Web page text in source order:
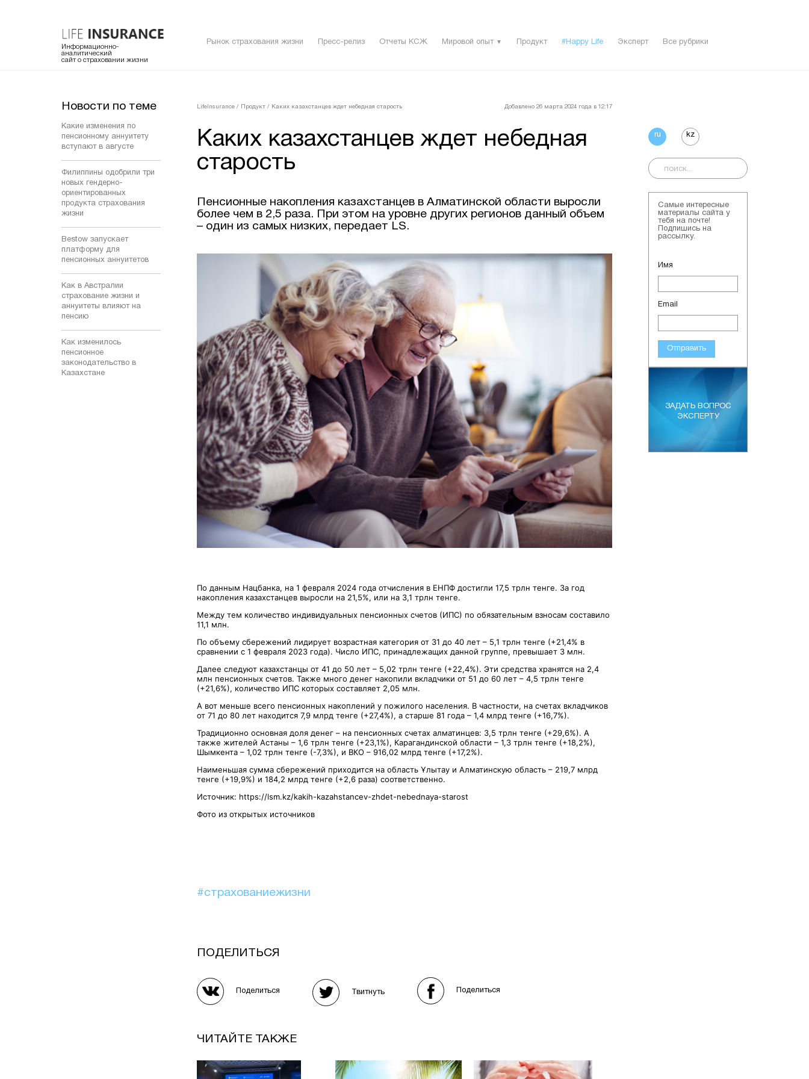
Информационно-
аналитический
сайт о страховании жизни
Рынок страхования жизни Пресс-релиз Отчеты КСЖ Мировой опыт ▼ Продукт #Happy Life Эксперт Все рубрики
Новости по теме
Какие изменения по
пенсионному аннуитету
вступают в августе
Филиппины одобрили три
новых гендерно-
ориентированных
продукта страхования
жизни
Bestow запускает
платформу для
пенсионных аннуитетов
Как в Австралии
страхование жизни и
аннуитеты влияют на
пенсию
Как изменилось
пенсионное
законодательство в
Казахстане
LifeInsurance / Продукт / Каких казахстанцев ждет небедная старость Добавлено 26 мартa 2024 года в 12:17
Каких казахстанцев ждет небедная
старость
Пенсионные накопления казахстанцев в Алматинской области выросли
более чем в 2,5 раза. При этом на уровне других регионов данный объем
– один из самых низких, передает LS.
По данным Нацбанка, на 1 февраля 2024 года отчисления в ЕНПФ достигли 17,5 трлн тенге. За год
накопления казахстанцев выросли на 21,5%, или на 3,1 трлн тенге.
Между тем количество индивидуальных пенсионных счетов (ИПС) по обязательным взносам составило
11,1 млн.
По объему сбережений лидирует возрастная категория от 31 до 40 лет – 5,1 трлн тенге (+21,4% в
сравнении с 1 февраля 2023 года). Число ИПС, принадлежащих данной группе, превышает 3 млн.
Далее следуют казахстанцы от 41 до 50 лет – 5,02 трлн тенге (+22,4%). Эти средства хранятся на 2,4
млн пенсионных счетов. Также много денег накопили вкладчики от 51 до 60 лет – 4,5 трлн тенге
(+21,6%), количество ИПС которых составляет 2,05 млн.
А вот меньше всего пенсионных накоплений у пожилого населения. В частности, на счетах вкладчиков
от 71 до 80 лет находится 7,9 млрд тенге (+27,4%), а старше 81 года – 1,4 млрд тенге (+16,7%).
Традиционно основная доля денег – на пенсионных счетах алматинцев: 3,5 трлн тенге (+29,6%). А
также жителей Астаны – 1,6 трлн тенге (+23,1%), Карагандинской области – 1,3 трлн тенге (+18,2%),
Шымкента – 1,02 трлн тенге (-7,3%), и ВКО – 916,02 млрд тенге (+17,2%).
Наименьшая сумма сбережений приходится на область Ұлытау и Алматинскую область – 219,7 млрд
тенге (+19,9%) и 184,2 млрд тенге (+2,6 раза) соответственно.
Источник: https://lsm.kz/kakih-kazahstancev-zhdet-nebednaya-starost
Фото из открытых источников
#страхованиежизни
ПОДЕЛИТЬСЯ
Поделиться Твитнуть Поделиться
ЧИТАЙТЕ ТАКЖЕ
ru kz
Самые интересные
материалы сайта у
тебя на почте!
Подпишись на
рассылку.
Имя
Email
Отправить
ЗАДАТЬ ВОПРОС
ЭКСПЕРТУ